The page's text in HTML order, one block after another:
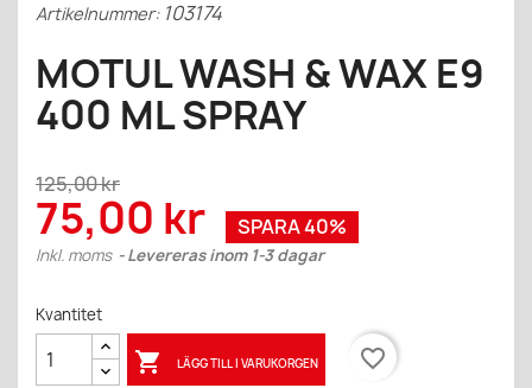
Artikelnummer: 103174
MOTUL WASH & WAX E9
400 ML SPRAY
125,00 kr
75,00 kr SPARA 40%
Inkl. moms Levereras inom 1-3 dagar
Kvantitet
 LÄGG TILL I VARUKORGEN favorite_border